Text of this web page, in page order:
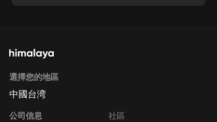
選擇您的地區
中國台湾
公司信息 社區